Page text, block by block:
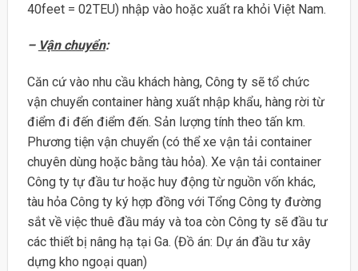
40feet = 02TEU) nhập vào hoặc xuất ra khỏi Việt Nam.
– Vận chuyển:
Căn cứ vào nhu cầu khách hàng, Công ty sẽ tổ chức
vận chuyển container hàng xuất nhập khẩu, hàng rời từ
điểm đi đến điểm đến. Sản lượng tính theo tấn km.
Phương tiện vận chuyển (có thể xe vận tải container
chuyên dùng hoặc bằng tàu hỏa). Xe vận tải container
Công ty tự đầu tư hoặc huy động từ nguồn vốn khác,
tàu hỏa Công ty ký hợp đồng với Tổng Công ty đường
sắt về việc thuê đầu máy và toa còn Công ty sẽ đầu tư
các thiết bị nâng hạ tại Ga. (Đồ án: Dự án đầu tư xây
dựng kho ngoại quan)